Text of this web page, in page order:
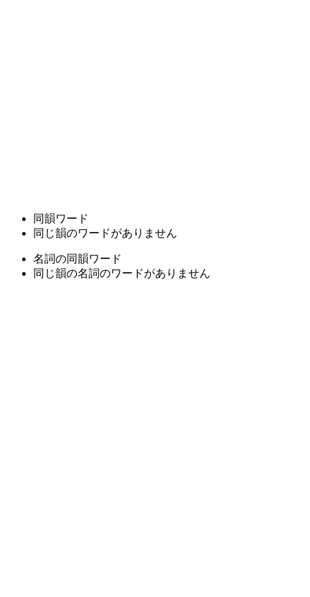
同韻ワード
同じ韻のワードがありません
名詞の同韻ワード
同じ韻の名詞のワードがありません